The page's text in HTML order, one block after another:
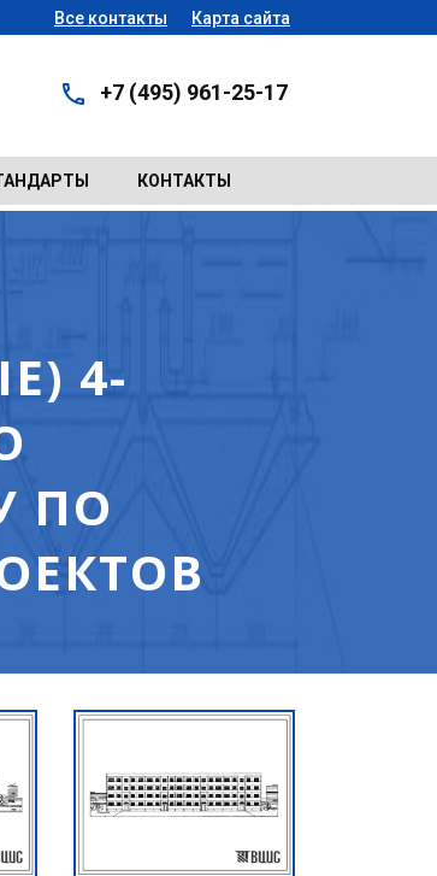
Все контакты Карта сайта
+7 (495) 961-25-17
КОНТАКТЫ
4-
ПО